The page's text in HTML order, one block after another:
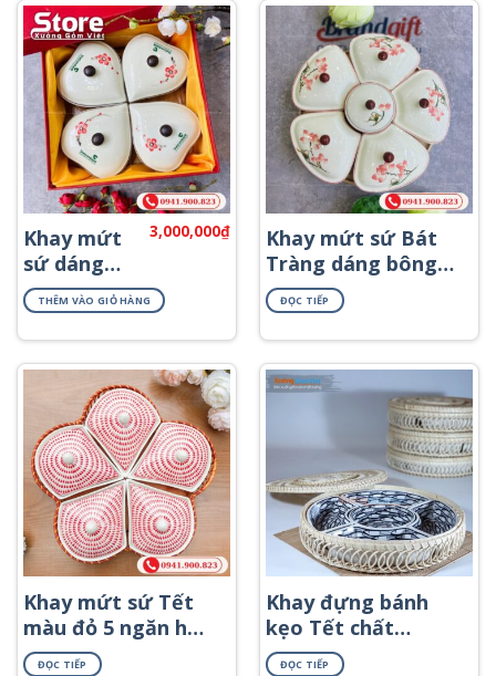
Khay mứt
sứ dáng
trái tim
họa tiết vẽ
tay in logo
KMS-19
3,000,000₫
THÊM VÀO GIỎ HÀNG
Khay mứt sứ Bát
Tràng dáng bông
hoa khay gỗ họa
tiết hoa sen hồng
KMS-30
ĐỌC TIẾP
Khay mứt sứ Tết
màu đỏ 5 ngăn họa
tiết giọt nước
ĐỌC TIẾP
Khay đựng bánh
kẹo Tết chất
lượng KMS-12
ĐỌC TIẾP